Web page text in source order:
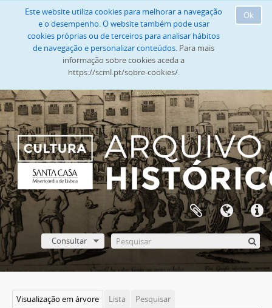
Ok
Este website utiliza cookies para melhorar a navegação
e o desempenho. O website também pode usar
cookies próprias ou de terceiros para analisar hábitos
de navegação e personalizar conteúdos. Para mais
informação sobre cookies aceda a
https://scml.pt/sobre-cookies/.
Consultar
Visualização em árvore Lista Pesquisar